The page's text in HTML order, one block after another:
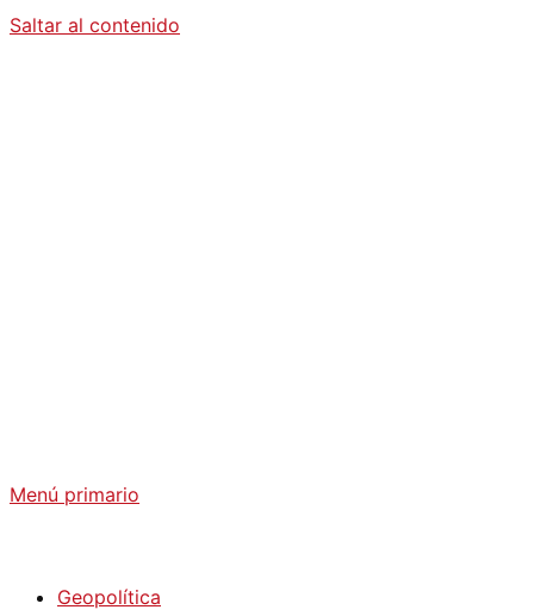
Saltar al contenido
Menú primario
Geopolítica